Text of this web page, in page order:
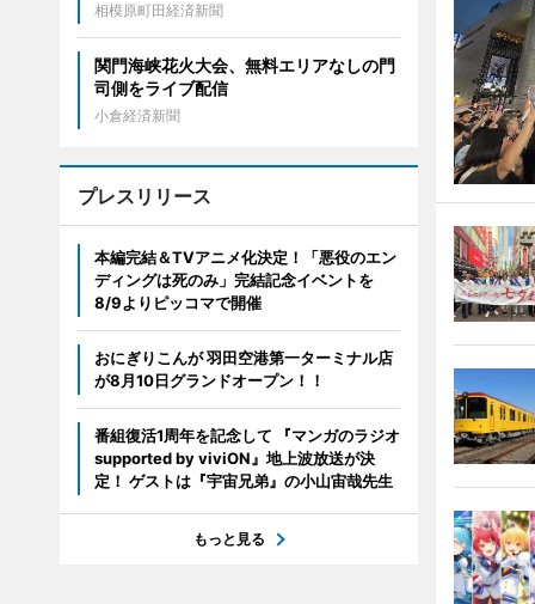
相模原町田経済新聞
関門海峡花火大会、無料エリアなしの門
司側をライブ配信
小倉経済新聞
プレスリリース
本編完結＆TVアニメ化決定！「悪役のエン
ディングは死のみ」完結記念イベントを
8/9よりピッコマで開催
おにぎりこんが 羽田空港第一ターミナル店
が8月10日グランドオープン！！
番組復活1周年を記念して 『マンガのラジオ
supported by viviON』地上波放送が決
定！ ゲストは『宇宙兄弟』の小山宙哉先生
もっと見る